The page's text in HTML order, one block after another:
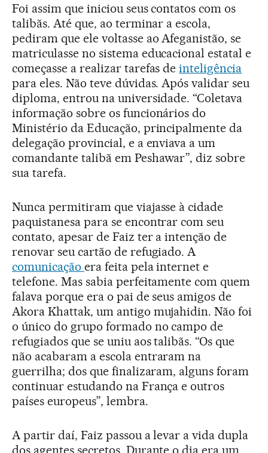
Foi assim que iniciou seus contatos com os
talibãs. Até que, ao terminar a escola,
pediram que ele voltasse ao Afeganistão, se
matriculasse no sistema educacional estatal e
começasse a realizar tarefas deinteligência
para eles. Não teve dúvidas. Após validar seu
diploma, entrou na universidade. “Coletava
informação sobre os funcionários do
Ministério da Educação, principalmente da
delegação provincial, e a enviava a um
comandante talibã em Peshawar”, diz sobre
sua tarefa.
Nunca permitiram que viajasse à cidade
paquistanesa para se encontrar com seu
contato, apesar de Faiz ter a intenção de
renovar seu cartão de refugiado. A
comunicação era feita pela internet e
telefone. Mas sabia perfeitamente com quem
falava porque era o pai de seus amigos de
Akora Khattak, um antigo mujahidin. Não foi
o único do grupo formado no campo de
refugiados que se uniu aos talibãs. “Os que
não acabaram a escola entraram na
guerrilha; dos que finalizaram, alguns foram
continuar estudando na França e outros
países europeus”, lembra.
A partir daí, Faiz passou a levar a vida dupla
dos agentes secretos. Durante o dia era um